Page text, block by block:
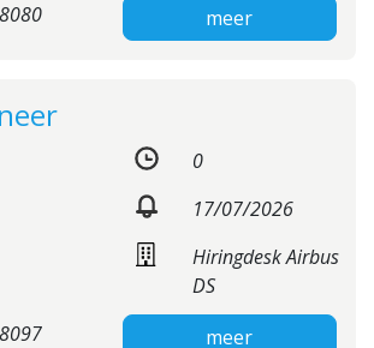
meer
0
17/07/2026
Hiringdesk Airbus
DS
meer